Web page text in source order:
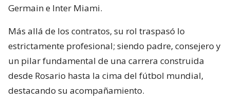
Germain e Inter Miami.
Más allá de los contratos, su rol traspasó lo
estrictamente profesional; siendo padre, consejero y
un pilar fundamental de una carrera construida
desde Rosario hasta la cima del fútbol mundial,
destacando su acompañamiento.